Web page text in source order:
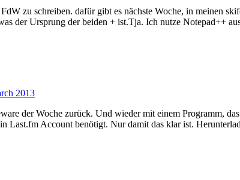
zu schreiben. dafür gibt es nächste Woche, in meinen
der Ursprung der beiden + ist.Tja. Ich nutze Notepad++
2013
der Woche zurück. Und wieder mit einem Programm,
Last.fm Account benötigt. Nur damit das klar ist.